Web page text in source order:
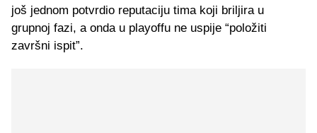
još jednom potvrdio reputaciju tima koji briljira u
grupnoj fazi, a onda u playoffu ne uspije “položiti
završni ispit”.